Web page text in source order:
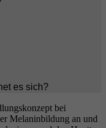
es sich?
bei
Melaninbildung an und